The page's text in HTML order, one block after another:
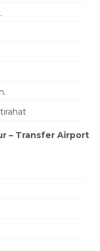
– Transfer Airport